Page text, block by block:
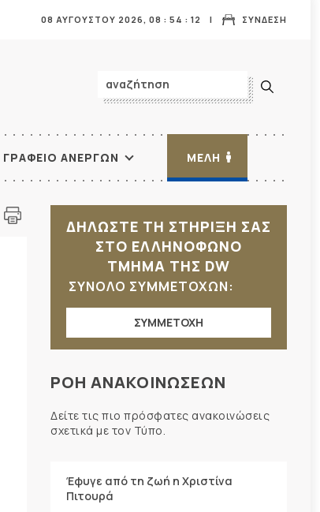
ΣΥΝΔΕΣΗ
08 ΑΥΓΟΥΣΤΟΥ 2026, 08 : 54 : 15
ΓΡΑΦΕΙΟ ΑΝΕΡΓΩΝ ΜΕΛΗ
ΔΗΛΩΣΤΕ ΤΗ ΣΤΗΡΙΞΗ ΣΑΣ
ΣΤΟ ΕΛΛΗΝΟΦΩΝΟ
ΤΜΗΜΑ ΤΗΣ DW
ΣΥΝΟΛΟ ΣΥΜΜΕΤΟΧΩΝ:
ΣΥΜΜΕΤΟΧΗ
ΡΟΗ ΑΝΑΚΟΙΝΩΣΕΩΝ
Δείτε τις πιο πρόσφατες ανακοινώσεις
σχετικά με τον Τύπο.
Έφυγε από τη ζωή η Χριστίνα
Πιτουρά